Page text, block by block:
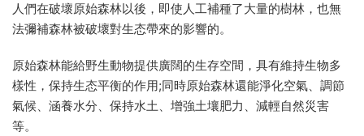
人們在破壞原始森林以後，即使人工補種了大量的樹林，也無
法彌補森林被破壞對生态帶來的影響的。
原始森林能給野生動物提供廣闊的生存空間，具有維持生物多
樣性，保持生态平衡的作用;同時原始森林還能淨化空氣、調節
氣候、涵養水分、保持水土、增強土壤肥力、減輕自然災害
等。